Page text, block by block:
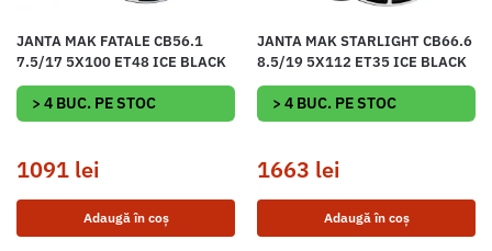
JANTA MAK FATALE CB56.1
7.5/17 5X100 ET48 ICE BLACK
> 4 BUC. PE STOC
1091 lei
Adaugă în coș
JANTA MAK STARLIGHT CB66.6
8.5/19 5X112 ET35 ICE BLACK
> 4 BUC. PE STOC
1663 lei
Adaugă în coș